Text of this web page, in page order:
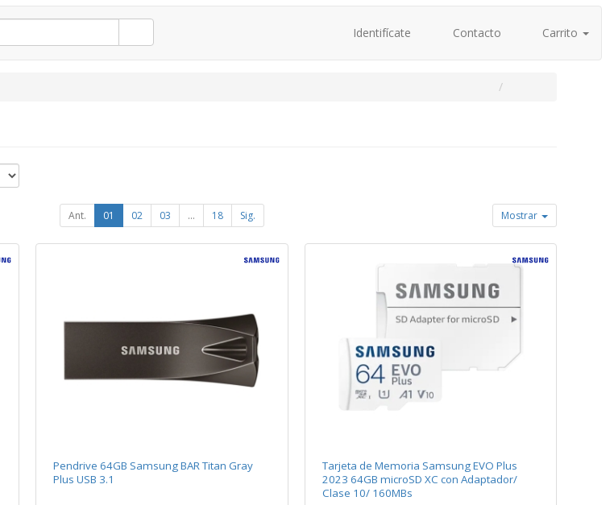
Identifícate Contacto Carrito
Ant. 01 02 03 ... 18 Sig. Mostrar
Pendrive 64GB Samsung BAR Titan Gray
Plus USB 3.1
Tarjeta de Memoria Samsung EVO Plus
2023 64GB microSD XC con Adaptador/
Clase 10/ 160MBs